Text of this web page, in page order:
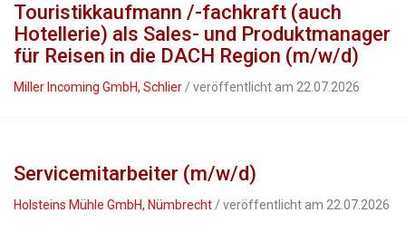
Touristikkaufmann /-fachkraft (auch
Hotellerie) als Sales- und Produktmanager
für Reisen in die DACH Region (m/w/d)
Miller Incoming GmbH, Schlier / veröffentlicht am 22.07.2026
Servicemitarbeiter (m/w/d)
Holsteins Mühle GmbH, Nümbrecht / veröffentlicht am 22.07.2026